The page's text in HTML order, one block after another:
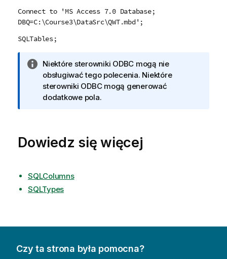
Connect to 'MS Access 7.0 Database;
DBQ=C:\Course3\DataSrc\QWT.mbd';
SQLTables;
I
n
f
o
c
Niektóre sterowniki ODBC mogą nie
obsługiwać tego polecenia. Niektóre
sterowniki ODBCmogą generować
dodatkowe pola.
Dowiedz się więcej
SQLColumns
SQLTypes
Czy ta strona była pomocna?